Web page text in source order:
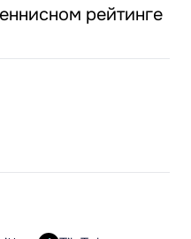
рейтинге